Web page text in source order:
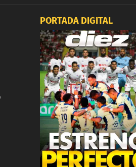
PORTADA DIGITAL